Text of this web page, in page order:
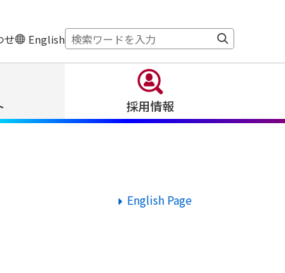
せ English サ
イ
索:
採用情報
English Page